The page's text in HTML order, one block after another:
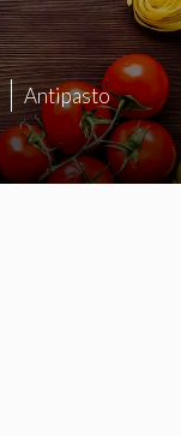
Antipasto